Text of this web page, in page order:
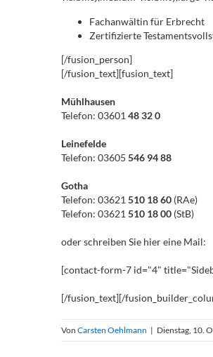
Fachanwältin für Erbrecht
Zertifizierte
[/fusion_person]
[/fusion_text][fusion_text]
Mühlhausen
Telefon: 03601 48 32 0
Leinefelde
Telefon: 03605 546 94 88
Gotha
Telefon: 03621 510 18 60 (RAe)
Telefon: 03621 510 18 00 (StB)
oder schreiben Sie hier eine Mail:
[contact-form-7 id="4"
[/fusion_text][/
Von Carsten Oehlmann | Dienstag, 10.